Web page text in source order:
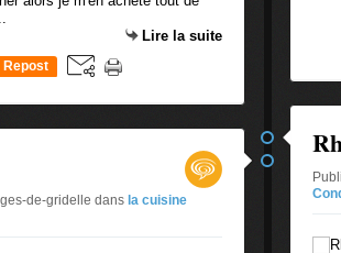
Lire la suite
Repost
de-gridelle dans la cuisine